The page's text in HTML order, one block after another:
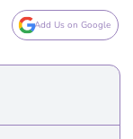
Add Us on Google